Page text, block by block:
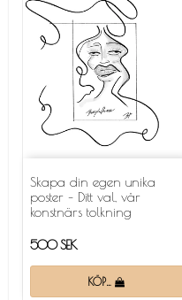
Skapa din egen unika
poster – Ditt val, vår
konstnärs tolkning
500 SEK
KÖP…